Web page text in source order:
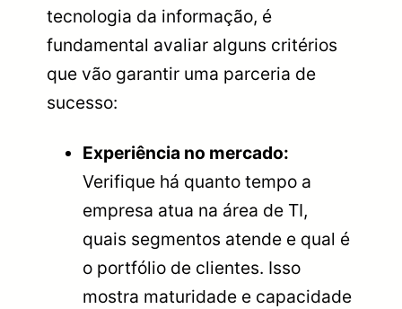
tecnologia da informação, é
fundamental avaliar alguns critérios
que vão garantir uma parceria de
sucesso:
Experiência no mercado:
Verifique há quanto tempo a
empresa atua na área de TI,
quais segmentos atende e qual é
o portfólio de clientes. Isso
mostra maturidade e capacidade